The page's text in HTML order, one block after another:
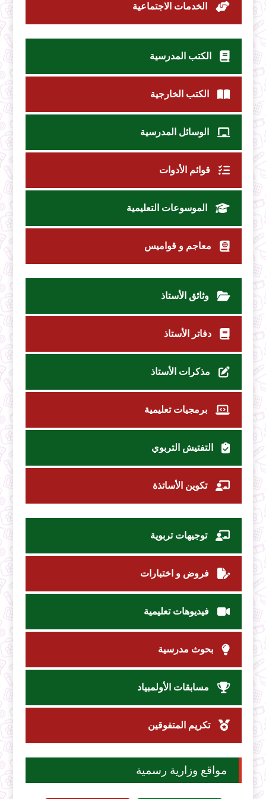
الخدمات الاجتماعية
الكتب المدرسية
الكتب الخارجية
الوسائل المدرسية
قوائم الأدوات
الموسوعات التعليمية
معاجم و قواميس
وثائق الأستاذ
دفاتر الأستاذ
مذكرات الأستاذ
برمجيات تعليمية
التفتيش التربوي
تكوين الأساتذة
توجيهات تربوية
فروض و اختبارات
فيديوهات تعليمية
بحوث مدرسية
مسابقات الأولمبياد
تكريم المتفوقين
مواقع وزارية رسمية